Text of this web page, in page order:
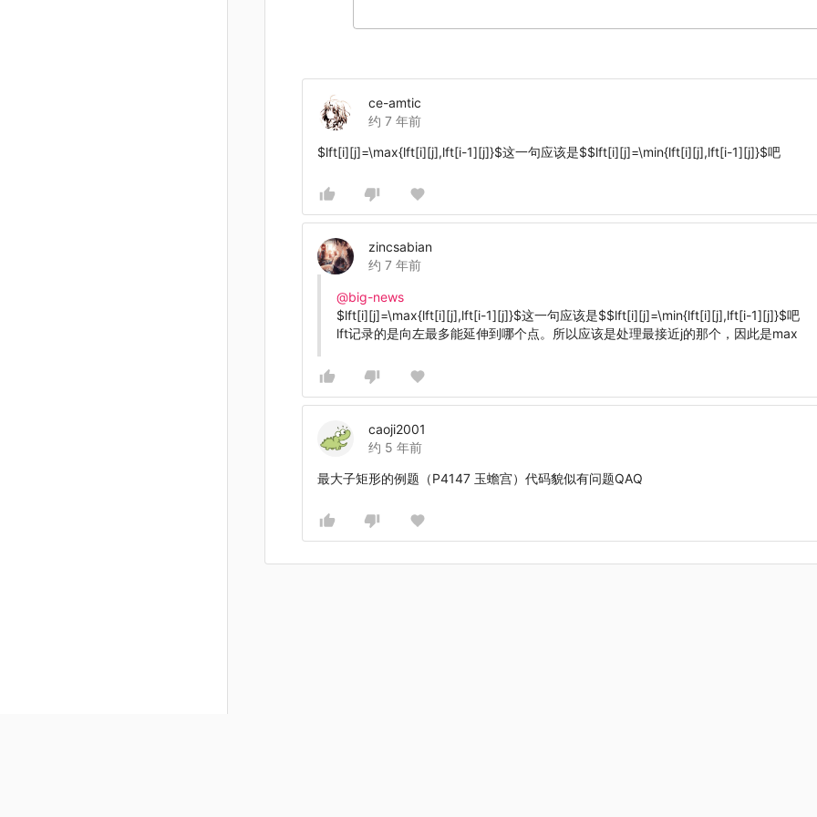
ce-amtic
约 7 年前
$lft[i][j]=\max{lft[i][j],lft[i-1][j]}$这一句应该是$$lft[i][j]=\min{lft[i][j],lft[i-1][j]}$吧
zincsabian
约 7 年前
@big-news
$lft[i][j]=\max{lft[i][j],lft[i-1][j]}$这一句应该是$$lft[i][j]=\min{lft[i][j],lft[i-1][j]}$吧
lft记录的是向左最多能延伸到哪个点。所以应该是处理最接近j的那个，因此是max
caoji2001
约 5 年前
最大子矩形的例题（P4147 玉蟾宫）代码貌似有问题QAQ